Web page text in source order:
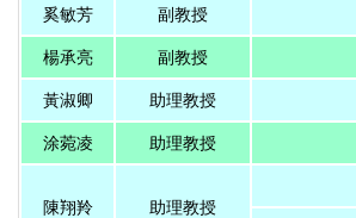
奚敏芳 副教授
楊承亮 副教授
黃淑卿 助理教授
涂菀凌 助理教授
陳翔羚 助理教授